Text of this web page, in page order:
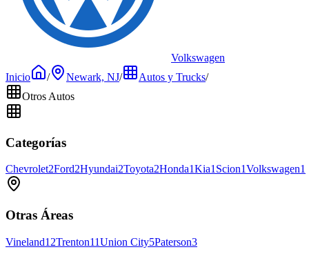
Volkswagen
Inicio
/ Newark, NJ/ Autos y Trucks/
Otros Autos
Categorías
Chevrolet2Ford2Hyundai2Toyota2Honda1Kia1Scion1Volkswagen1
Otras Áreas
Vineland12Trenton11Union City5Paterson3